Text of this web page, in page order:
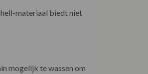
materiaal biedt niet
mogelijk te wassen om